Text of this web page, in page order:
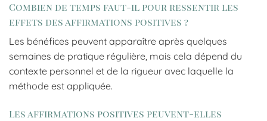
Combien de temps faut-il pour ressentir les
effets des affirmations positives ?
Les bénéfices peuvent apparaître après quelques
semaines de pratique régulière, mais cela dépend du
contexte personnel et de la rigueur avec laquelle la
méthode est appliquée.
Les affirmations positives peuvent-elles